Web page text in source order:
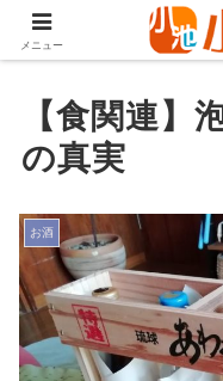
ＪＲ山手線高田馬場駅よ
【食関連】
の真実
お酒
メニュー